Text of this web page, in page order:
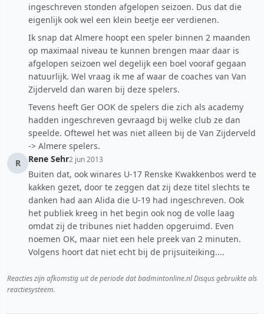
ingeschreven stonden afgelopen seizoen. Dus dat die
eigenlijk ook wel een klein beetje eer verdienen.
Ik snap dat Almere hoopt een speler binnen 2 maanden
op maximaal niveau te kunnen brengen maar daar is
afgelopen seizoen wel degelijk een boel vooraf gegaan
natuurlijk. Wel vraag ik me af waar de coaches van Van
Zijderveld dan waren bij deze spelers.
Tevens heeft Ger OOK de spelers die zich als academy
hadden ingeschreven gevraagd bij welke club ze dan
speelde. Oftewel het was niet alleen bij de Van Zijderveld
-> Almere spelers.
R
Rene Sehr2 jun 2013
Buiten dat, ook winares U-17 Renske Kwakkenbos werd te
kakken gezet, door te zeggen dat zij deze titel slechts te
danken had aan Alida die U-19 had ingeschreven. Ook
het publiek kreeg in het begin ook nog de volle laag
omdat zij de tribunes niet hadden opgeruimd. Even
noemen OK, maar niet een hele preek van 2 minuten.
Volgens hoort dat niet echt bij de prijsuiteiking....
Reacties zijn afkomstig uit de periode dat badmintonline.nl Disqus gebruikte als
reactiesysteem.